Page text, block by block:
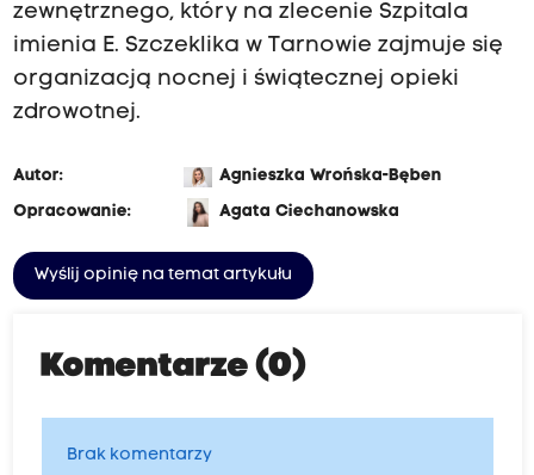
zewnętrznego, który na zlecenie Szpitala
imienia E. Szczeklika w Tarnowie zajmuje się
organizacją nocnej i świątecznej opieki
zdrowotnej.
Autor:
Agnieszka Wrońska-Bęben
Opracowanie:
Agata Ciechanowska
Wyślij opinię na temat artykułu
Komentarze (0)
Brak komentarzy